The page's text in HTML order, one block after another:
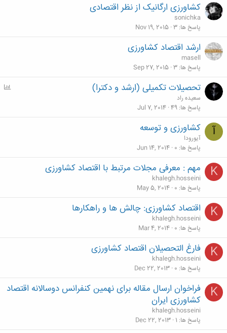
کشاورزی ارگانیک از نظر اقتصادی
sonichka
پاسخ ها 3
Nov 19, 2015
ارشد اقتصاد کشاورزی
masell
پاسخ ها 3
Sep 27, 2015
P
تحصیلات تکمیلی (ارشد و دکترا)
سعیده راد
پاسخ ها 49
Jul 7, 2014
آ کشاورزی و توسعه
آیورودا
پاسخ ها 0
Jun 14, 2014
K مهم : معرفی مجلات مرتبط با اقتصاد کشاورزی
khalegh.hosseini
پاسخ ها 0
May 5, 2014
K اقتصاد کشاورزی: چالش ها و راهکارها
khalegh.hosseini
پاسخ ها 0
Mar 4, 2014
K فارغ التحصیلان اقتصاد کشاورزی
khalegh.hosseini
پاسخ ها 0
Dec 22, 2013
K
فراخوان ارسال مقاله برای نهمین کنفرانس دوسالانه اقتصاد
کشاورزی ایران
khalegh.hosseini
پاسخ ها 1
Dec 22, 2013